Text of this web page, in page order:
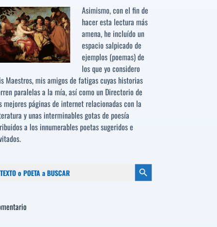
Asimismo, con el fin de
hacer esta lectura más
amena, he incluído un
espacio salpicado de
ejemplos (poemas) de
los que yo considero
Maestros, mis amigos de fatigas cuyas historias
paralelas a la mía, así como un Directorio de
mejores páginas de internet relacionadas con la
y unas interminables gotas de poesía
a los innumerables poetas sugeridose
Botón de búsqueda